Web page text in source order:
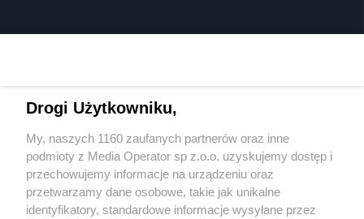
Wydawca mediów lokalnych
Drogi Użytkowniku,
My, naszych 1160 zaufanych partnerów oraz inne
podmioty z Media Operator sp z.o.o. uzyskujemy dostęp i
przechowujemy informacje na urządzeniu oraz
przetwarzamy dane osobowe, takie jak unikalne
identyfikatory, standardowe informacje wysyłane przez